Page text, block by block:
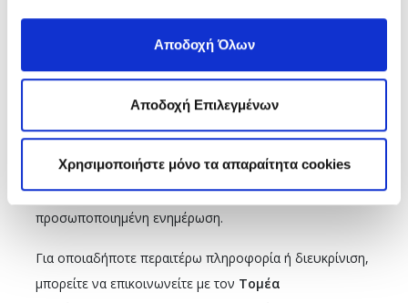
Αποδοχή Όλων
Αποδοχή Επιλεγμένων
Χρησιμοποιήστε μόνο τα απαραίτητα cookies
μερίδας. Άρα, δε θα καλύπτονται υγειονομικά από
οι ίδιοι και τα μέλη οικογένειάς τους,
μέχρι να τακτοποιήσουν την εκκρεμότητα.
Υπενθυμίζεται η δυνατότητα τηςηλεκτρονικής
επικαιροποίησηςγια τους ασφαλισμένους που είτε τα
στοιχεία τους έχουν μεταβληθεί είτε δεν έχουν
πρόσφατα επικαιροποιηθεί, ώστε να λαμβάνουν και
προσωποποιημένη ενημέρωση.
Για οποιαδήποτε περαιτέρω πληροφορία ή διευκρίνιση,
μπορείτε να επικοινωνείτε με τον Τομέα